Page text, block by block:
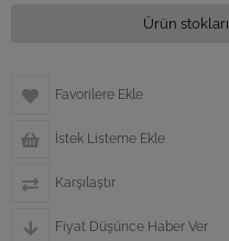
Ürün
Favorilere Ekle
İstek Listeme Ekle
Karşılaştır
Fiyat Düşünce Haber Ver